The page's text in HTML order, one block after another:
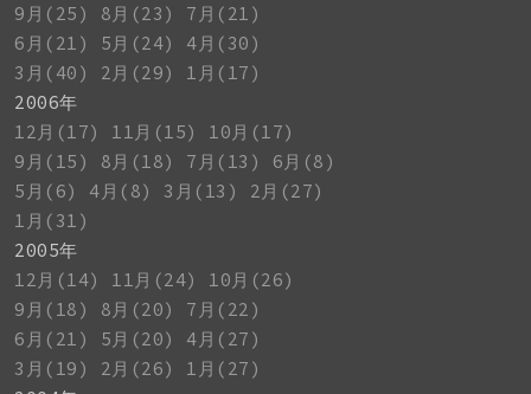
9月(25)
8月(23)
7月(21)
6月(21)
5月(24)
4月(30)
3月(40)
2月(29)
1月(17)
2006年
12月(17)
11月(15)
10月(17)
9月(15)
8月(18) 7月(13)
6月(8)
5月(6)
4月(8) 3月(13)
2月(27)
1月(31)
2005年
12月(14)
11月(24)
10月(26)
9月(18)
8月(20)
7月(22)
6月(21)
5月(20)
4月(27)
3月(19)
2月(26)
1月(27)